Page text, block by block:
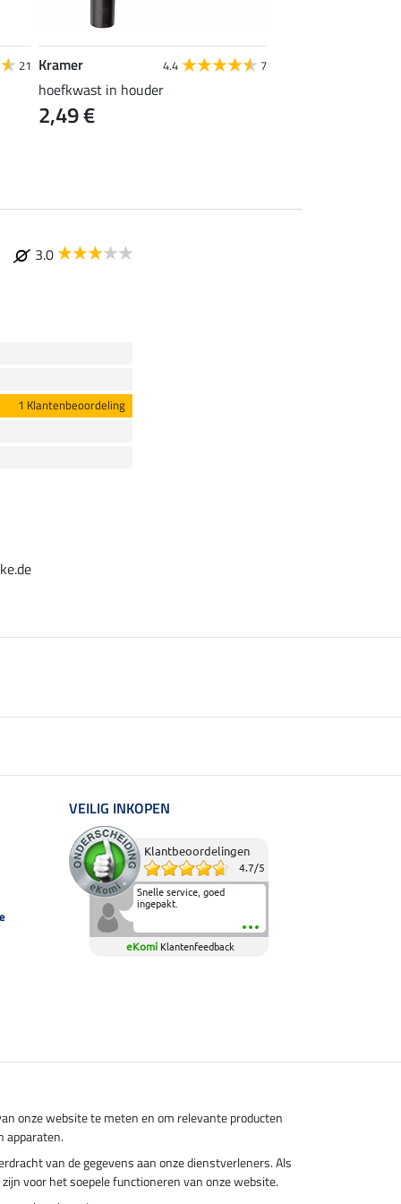
21 Kramer 4.4 7
hoefkwast in houder
2,49 €
3.0
1 Klantenbeoordeling
VEILIG INKOPEN
Klantbeoordelingen
4.7/5
Snelle service, goed
ingepakt.
eKomi Klantenfeedback
onze website te meten en om relevante producten
apparaten.
van de gegevens aan onze dienstverleners. Als
voor het soepele functioneren van onze website.